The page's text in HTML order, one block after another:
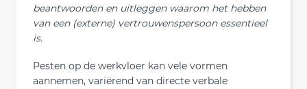
beantwoorden en uitleggen waarom het hebben
van een (externe) vertrouwenspersoon essentieel
is.
Pesten op de werkvloer kan vele vormen
aannemen, variërend van directe verbale